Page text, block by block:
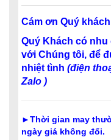
Cám ơn Quý
Quý Khách có nhu
với Chúng tôi, để
nhiệt tình (điện
Zalo )
►Thời gian may
ngày giá không đổi.